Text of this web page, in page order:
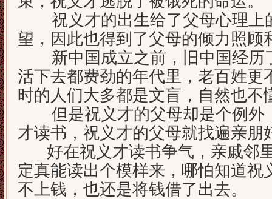
祝义才的出生给了父母心理上
望，因此也得到了父母的倾力照顾
新中国成立之前，旧中国经历
活下去都费劲的年代里，老百姓更
时的人们大多都是文盲，自然也不
但是祝义才的父母却是个例外
才读书，祝义才的父母就找遍亲朋
好在祝义才读书争气，亲戚邻
定真能读出个模样来，哪怕知道祝
不上钱，也还是将钱借了出去。